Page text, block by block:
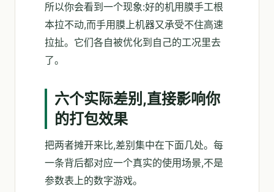
所以你会看到一个现象:好的机用膜手工根
本拉不动,而手用膜上机器又承受不住高速
拉扯。它们各自被优化到自己的工况里去
了。
六个实际差别,直接影响你
的打包效果
把两者摊开来比,差别集中在下面几处。每
一条背后都对应一个真实的使用场景,不是
参数表上的数字游戏。